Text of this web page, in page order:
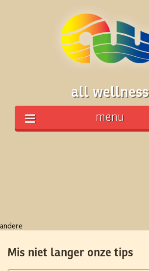
all wellness
menu
andere
Mis niet langer onze tips